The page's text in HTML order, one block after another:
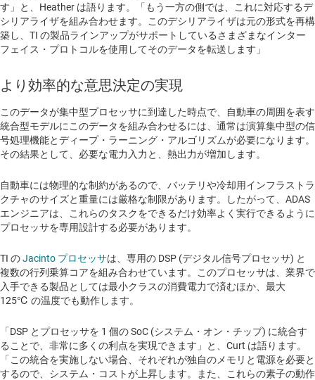
す」と、Heather は語ります。「もう一方の側では、これに対応するデ
シリアライザを組み合わせます。このデシリアライザは元の形式を再構
築し、TI の製品ラインアップがサポートしているさまざまなインター
フェイス・プロトコルを使用してそのデータを転送します」
より効率的な意思決定の実現
このデータが集中型プロセッサに到達した時点で、自動車の周囲を表す
統合型モデルにこのデータを組み合わせるには、通常は演算集中型の信
号処理機能とディープ・ラーニング・アルゴリズムが必要になります。
その結果として、必要な電力入力と、熱出力が増加します。
自動車には物理的な制約があるので、バッテリや冷却用インフラストラ
クチャのサイズと重量には厳格な制限があります。したがって、ADAS
エンジニアは、これらのタスクをできるだけ効率よく実行できるように
プロセッサを専用設計する必要があります。
TI のJacinto プロセッサは、専用の DSP (デジタル信号プロセッサ) と
複数の行列乗算コアを組み合わせています。このプロセッサは、業界で
入手できる製品としては最小クラスの消費電力で済むほか、最大
125℃ の温度でも動作します。
「DSP とプロセッサを 1 個の SoC (システム・オン・チップ) に統合す
ることで、非常に多くの利点を実現できます」と、Curt は語ります。
「この統合を実施しない場合、それぞれが独自のメモリと電源を必要と
するので、システム・コストが上昇します。また、これらの素子の動作